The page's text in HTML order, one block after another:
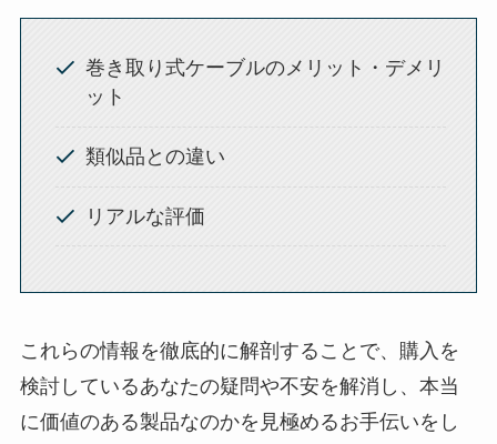
巻き取り式ケーブルのメリット・デメリ
ット
類似品との違い
リアルな評価
これらの情報を徹底的に解剖することで、購入を
検討しているあなたの疑問や不安を解消し、本当
に価値のある製品なのかを見極めるお手伝いをし